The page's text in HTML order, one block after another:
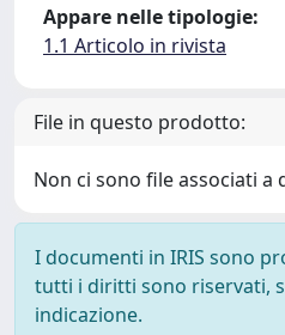
Appare nelle tipologie:
1.1 Articolo in rivista
File in questo prodotto:
Non ci sono file associati
I documenti in IRIS sono
tutti i diritti sono riservati,
indicazione.